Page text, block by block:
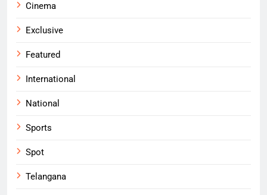
Cinema
Exclusive
Featured
International
National
Sports
Spot
Telangana